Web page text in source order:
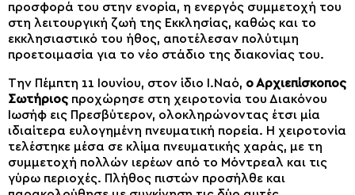
προσφορά του στην ενορία, η ενεργός συμμετοχή του
στη λειτουργική ζωή της Εκκλησίας, καθώς και το
εκκλησιαστικό του ήθος, αποτέλεσαν πολύτιμη
προετοιμασία για το νέο στάδιο της διακονίας του.
Την Πέμπτη 11 Ιουνίου, στον ίδιο Ι.Ναό, ο Αρχιεπίσκοπος
Σωτήριος προχώρησε στη χειροτονία του Διακόνου
Ιωσήφ εις Πρεσβύτερον, ολοκληρώνοντας έτσι μία
ιδιαίτερα ευλογημένη πνευματική πορεία. Η χειροτονία
τελέστηκε μέσα σε κλίμα πνευματικής χαράς, με τη
συμμετοχή πολλών ιερέων από το Μόντρεαλ και τις
γύρω περιοχές. Πλήθος πιστών προσήλθε και